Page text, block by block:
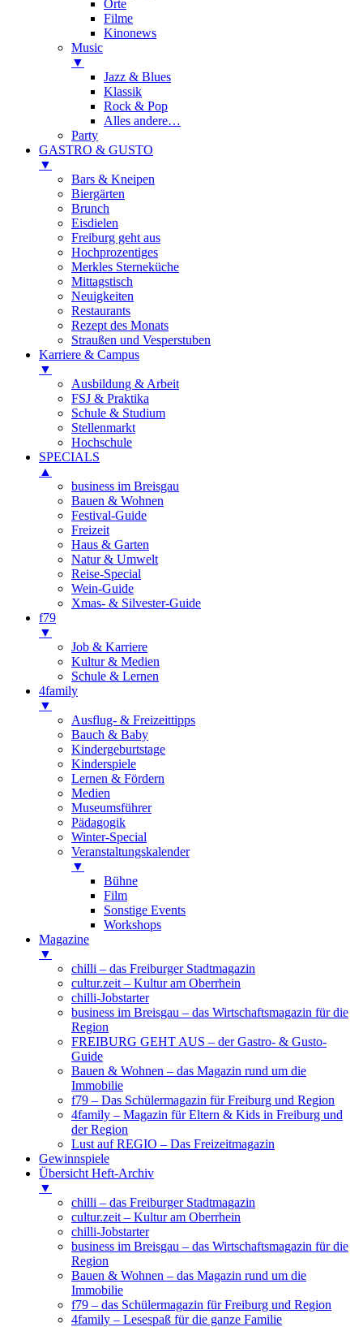
Orte
Filme
Kinonews
Music
▼
Jazz & Blues
Klassik
Rock & Pop
Alles andere…
Party
GASTRO & GUSTO
▼
Bars & Kneipen
Biergärten
Brunch
Eisdielen
Freiburg geht aus
Hochprozentiges
Merkles Sterneküche
Mittagstisch
Neuigkeiten
Restaurants
Rezept des Monats
Straußen und Vesperstuben
Karriere & Campus
▼
Ausbildung & Arbeit
FSJ & Praktika
Schule & Studium
Stellenmarkt
Hochschule
SPECIALS
▲
business im Breisgau
Bauen & Wohnen
Festival-Guide
Freizeit
Haus & Garten
Natur & Umwelt
Reise-Special
Wein-Guide
Xmas- & Silvester-Guide
f79
▼
Job & Karriere
Kultur & Medien
Schule & Lernen
4family
▼
Ausflug- & Freizeittipps
Bauch & Baby
Kindergeburtstage
Kinderspiele
Lernen & Fördern
Medien
Museumsführer
Pädagogik
Winter-Special
Veranstaltungskalender
▼
Bühne
Film
Sonstige Events
Workshops
Magazine
▼
chilli – das Freiburger Stadtmagazin
cultur.zeit – Kultur am Oberrhein
chilli-Jobstarter
business im Breisgau – das Wirtschaftsmagazin für die
Region
FREIBURG GEHT AUS – der Gastro- & Gusto-
Guide
Bauen & Wohnen – das Magazin rund um die
Immobilie
f79 – Das Schülermagazin für Freiburg und Region
4family – Magazin für Eltern & Kids in Freiburg und
der Region
Lust auf REGIO – Das Freizeitmagazin
Gewinnspiele
Übersicht Heft-Archiv
▼
chilli – das Freiburger Stadtmagazin
cultur.zeit – Kultur am Oberrhein
chilli-Jobstarter
business im Breisgau – das Wirtschaftsmagazin für die
Region
Bauen & Wohnen – das Magazin rund um die
Immobilie
f79 – das Schülermagazin für Freiburg und Region
4family – Lesespaß für die ganze Familie